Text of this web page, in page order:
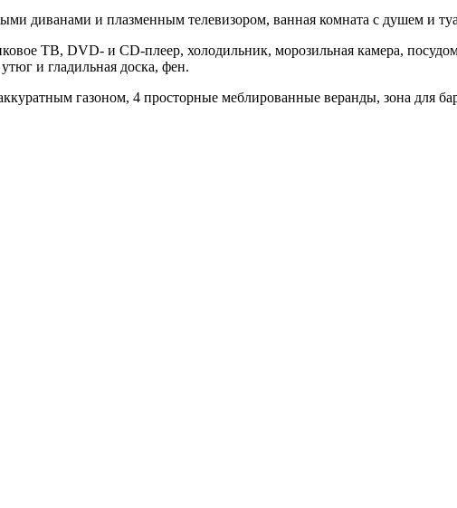
диванами и плазменным телевизором, ванная комната с душем и
ТВ, DVD- и CD-плеер, холодильник, морозильная камера,
и гладильная доска, фен.
газоном, 4 просторные меблированные веранды, зона для